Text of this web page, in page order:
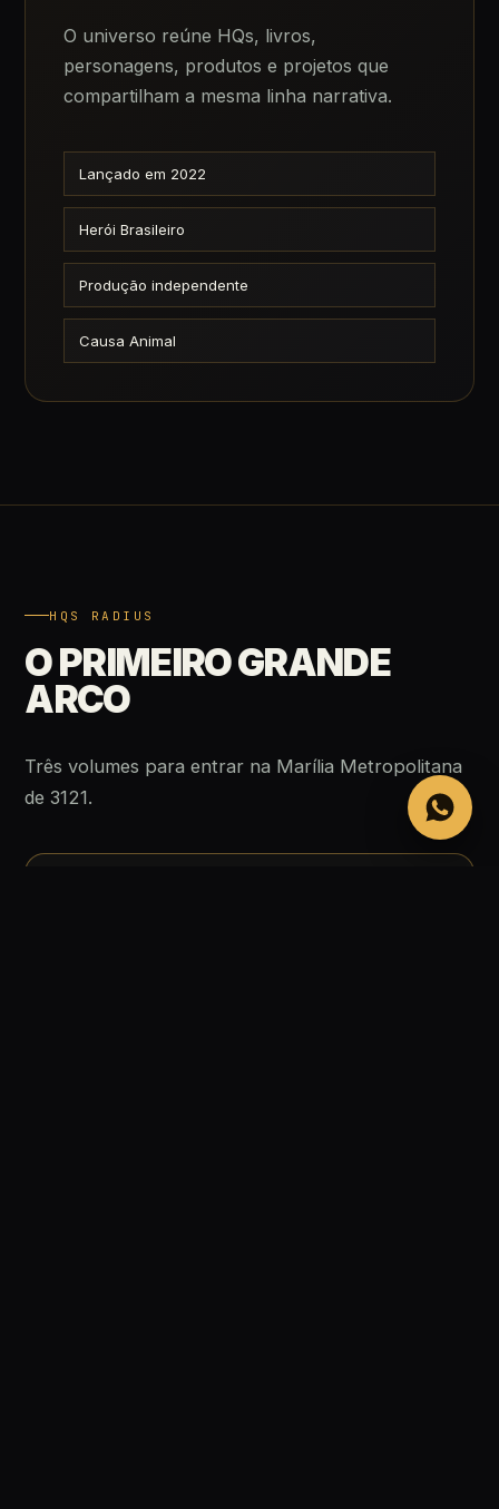
O universo reúne HQs, livros,
personagens, produtos e projetos que
compartilham a mesma linha narrativa.
Lançado em 2022
Herói Brasileiro
Produção independente
Causa Animal
HQS RADIUS
O PRIMEIRO GRANDE
ARCO
Três volumes para entrar na Marília Metropolitana
de 3121.